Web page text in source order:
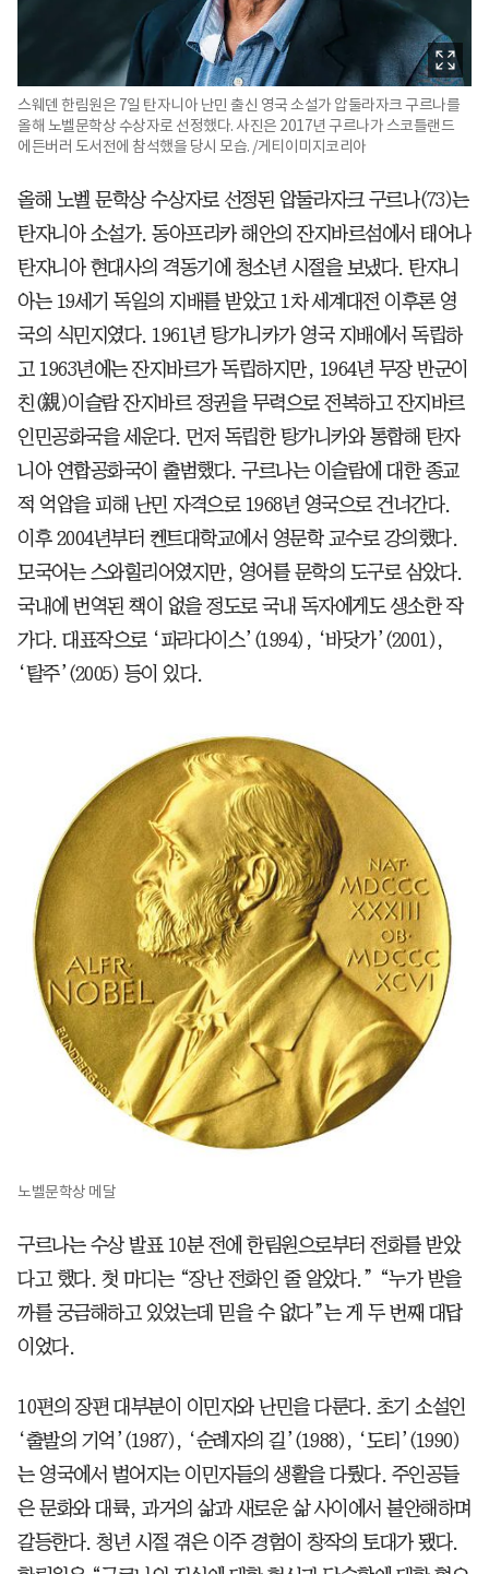
스웨덴 한림원은 7일 탄자니아 난민 출신 영국 소설가 압둘라자크 구르나를
올해 노벨문학상 수상자로 선정했다. 사진은 2017년 구르나가 스코틀랜드
에든버러 도서전에 참석했을 당시 모습. /게티이미지코리아
올해 노벨 문학상 수상자로 선정된 압둘라자크 구르나(73)는
탄자니아 소설가. 동아프리카 해안의 잔지바르섬에서 태어나
탄자니아 현대사의 격동기에 청소년 시절을 보냈다. 탄자니
아는 19세기 독일의 지배를 받았고 1차 세계대전 이후론 영
국의 식민지였다. 1961년 탕가니카가 영국 지배에서 독립하
고 1963년에는 잔지바르가 독립하지만, 1964년 무장 반군이
친(親)이슬람 잔지바르 정권을 무력으로 전복하고 잔지바르
인민공화국을 세운다. 먼저 독립한 탕가니카와 통합해 탄자
니아 연합공화국이 출범했다. 구르나는 이슬람에 대한 종교
적 억압을 피해 난민 자격으로 1968년 영국으로 건너간다.
이후 2004년부터 켄트대학교에서 영문학 교수로 강의했다.
모국어는 스와힐리어였지만, 영어를 문학의 도구로 삼았다.
국내에 번역된 책이 없을 정도로 국내 독자에게도 생소한 작
가다. 대표작으로 ‘파라다이스’(1994), ‘바닷가’(2001),
‘탈주’(2005) 등이 있다.
노벨문학상 메달
구르나는 수상 발표 10분 전에 한림원으로부터 전화를 받았
다고 했다. 첫 마디는 “장난 전화인 줄 알았다.” “누가 받을
까를 궁금해하고 있었는데 믿을 수 없다”는 게 두 번째 대답
이었다.
10편의 장편 대부분이 이민자와 난민을 다룬다. 초기 소설인
‘출발의 기억’(1987), ‘순례자의 길’(1988), ‘도티’(1990)
는 영국에서 벌어지는 이민자들의 생활을 다뤘다. 주인공들
은 문화와 대륙, 과거의 삶과 새로운 삶 사이에서 불안해하며
갈등한다. 청년 시절 겪은 이주 경험이 창작의 토대가 됐다.